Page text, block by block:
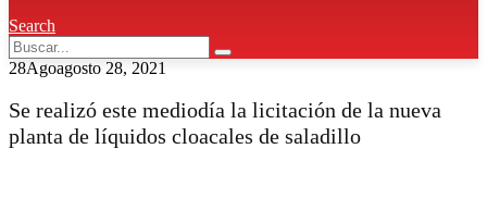
Search
28Agoagosto 28, 2021
Se realizó este mediodía la licitación de la nueva
planta de líquidos cloacales de saladillo